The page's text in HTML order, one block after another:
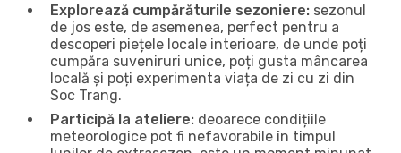
Explorează cumpărăturile sezoniere: sezonul
de jos este, de asemenea, perfect pentru a
descoperi piețele locale interioare, de unde poți
cumpăra suveniruri unice, poți gusta mâncarea
locală și poți experimenta viața de zi cu zi din
Soc Trang.
Participă la ateliere: deoarece condițiile
meteorologice pot fi nefavorabile în timpul